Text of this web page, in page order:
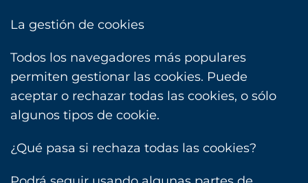
La gestión de cookies
Todos los navegadores más populares
permiten gestionar las cookies. Puede
aceptar o rechazar todas las cookies, o sólo
algunos tipos de cookie.
¿Qué pasa si rechaza todas las cookies?